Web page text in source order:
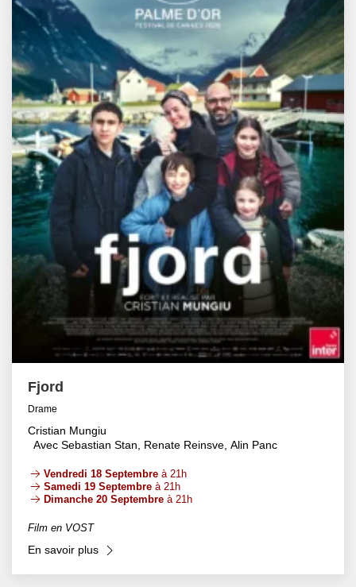
Fjord
Drame
Cristian Mungiu
Avec Sebastian Stan, Renate Reinsve, Alin Panc
Vendredi 18 Septembre à 21h
Samedi 19 Septembre à 21h
Dimanche 20 Septembre à 21h
Film en VOST
En savoir plus